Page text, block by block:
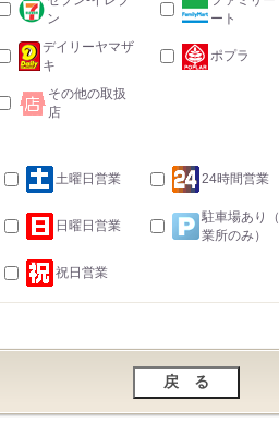
ン
ート
デイリーヤマザ
キ
ポプラ
その他の取扱
店
土曜日営業 24時間営業
日曜日営業
駐車場あり
業所のみ）
祝日営業